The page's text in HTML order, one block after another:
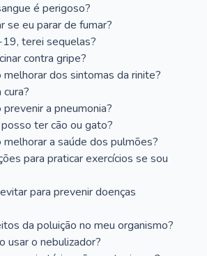
é perigoso?
se eu parar de fumar?
terei sequelas?
contra gripe?
melhorar dos sintomas da rinite?
a pneumonia?
ter cão ou gato?
melhorar a saúde dos pulmões?
para praticar exercícios se sou
para prevenir doenças
da poluição no meu organismo?
usar o nebulizador?